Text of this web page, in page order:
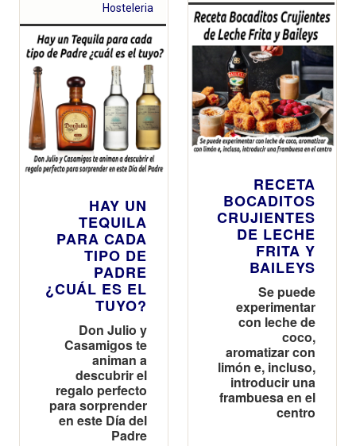
Hosteleria
HAY UN
TEQUILA
PARA CADA
TIPO DE
PADRE
¿CUÁL ES EL
TUYO?
Don Julio y
Casamigos te
animan a
descubrir el
regalo perfecto
para sorprender
en este Día del
Padre
RECETA
BOCADITOS
CRUJIENTES
DE LECHE
FRITA Y
BAILEYS
Se puede
experimentar
con leche de
coco,
aromatizar con
limón e, incluso,
introducir una
frambuesa en el
centro